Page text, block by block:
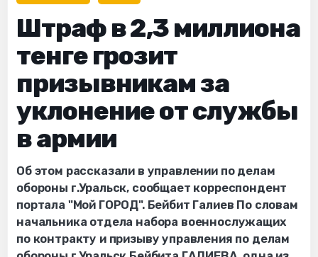
Штраф в 2,3 миллиона
тенге грозит
призывникам за
уклонение от службы
в армии
Об этом рассказали в управлении по делам
обороны г.Уральск, сообщает корреспондент
портала "Мой ГОРОД". Бейбит Галиев По словам
начальника отдела набора военнослужащих
по контракту и призыву управления по делам